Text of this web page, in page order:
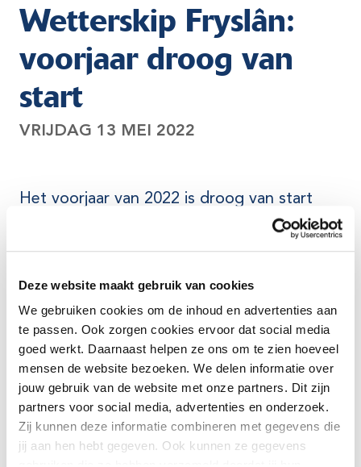
Deze website maakt gebruik van cookies
We gebruiken cookies om de inhoud en advertenties aan
te passen. Ook zorgen cookies ervoor dat social media
goed werkt. Daarnaast helpen ze ons om te zien hoeveel
mensen de website bezoeken. We delen informatie over
jouw gebruik van de website met onze partners. Dit zijn
partners voor social media, advertenties en onderzoek.
Zij kunnen deze informatie combineren met gegevens die
jij aan hen hebt gegeven. Ook kunnen ze gegevens
Wetterskip Fryslân:
voorjaar droog van
start
VRIJDAG 13 MEI 2022
Het voorjaar van 2022 is droog van start
gegaan. Na een natte winterperiode is de
weinig neerslag verwacht. Daarom brengt
Wetterskip Fryslân voorlopig elke twee
weken een update over droogte uit. Hierin
staat de actuele situatie in ons
beheergebied en de maatregelen die
Wetterskip Fryslân neemt om de gevolgen
van droogte te beperken.